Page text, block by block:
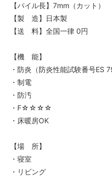
【パイル長】7mm（カット）
【製 造】日本製
【送 料】全国一律 0円
【機 能】
・防炎（防炎性能試験番号ES
・制電
・防汚
・F☆☆☆☆
・床暖房OK
【場 所】
・寝室
・リビング